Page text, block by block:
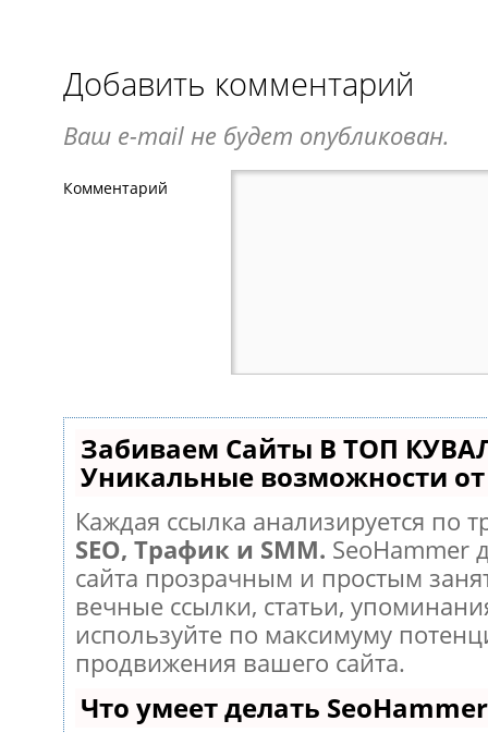
Добавить комментарий
Ваш e-mail не будет опубликован.
Комментарий
Забиваем Сайты В ТОП
Уникальные возможности от
Каждая ссылка анализируется по
SEO, Трафик и SMM. SeoHammer
сайта прозрачным и простым
вечные ссылки, статьи,
используйте по максимуму
продвижения вашего сайта.
Что умеет делать SeoHammer